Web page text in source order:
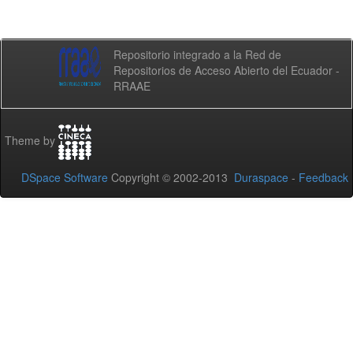
Repositorio integrado a la Red de
Repositorios de Acceso Abierto del Ecuador -
RRAAE
Theme by
DSpace Software Copyright © 2002-2013 Duraspace - Feedback